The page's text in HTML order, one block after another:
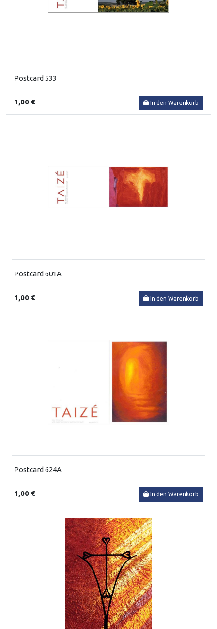
Postcard 533
1,00 € In den Warenkorb
Postcard 601A
1,00 € In den Warenkorb
Postcard 624A
1,00 € In den Warenkorb